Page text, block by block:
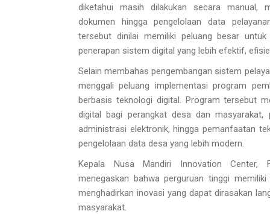
diketahui masih dilakukan secara manual,
dokumen hingga pengelolaan data
tersebut dinilai memiliki peluang besar untuk
penerapan sistem digital yang lebih efektif,
Selain membahas pengembangan sistem
menggali peluang implementasi program
berbasis teknologi digital. Program tersebut
digital bagi perangkat desa dan masyarakat,
administrasi elektronik, hingga pemanfaatan
pengelolaan data desa yang lebih modern.
Kepala Nusa Mandiri Innovation Center,
menegaskan bahwa perguruan tinggi
menghadirkan inovasi yang dapat dirasakan
masyarakat.